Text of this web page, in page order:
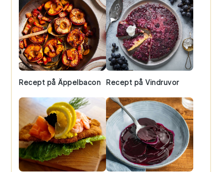
Recept på Äppelbacon Recept på Vindruvor